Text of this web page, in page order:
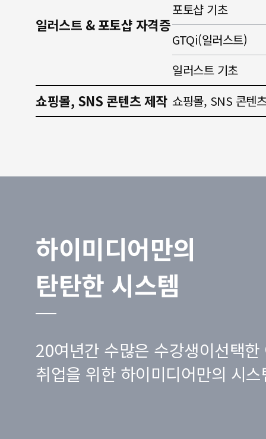
일러스트 & 포토샵 자격증
포토샵 기초
GTQi(일러스트)
일러스트 기초
쇼핑몰, SNS 콘텐츠 제작 쇼핑몰, SNS 콘텐
하이미디어만의
탄탄한 시스템
20여년간 수많은 수강생이선택한
취업을 위한 하이미디어만의 시